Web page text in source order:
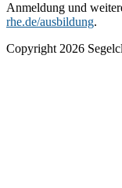
Anmeldung und
rhe.de/ausbildung.
Copyright 2026